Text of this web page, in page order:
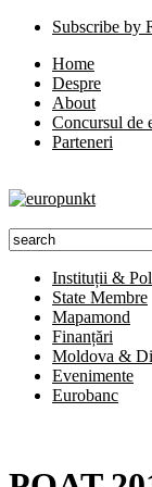
Subscribe by
Home
Despre
About
Concursul de
Parteneri
Instituții &
State Membre
Mapamond
Finanțări
Moldova &
Evenimente
Eurobanc